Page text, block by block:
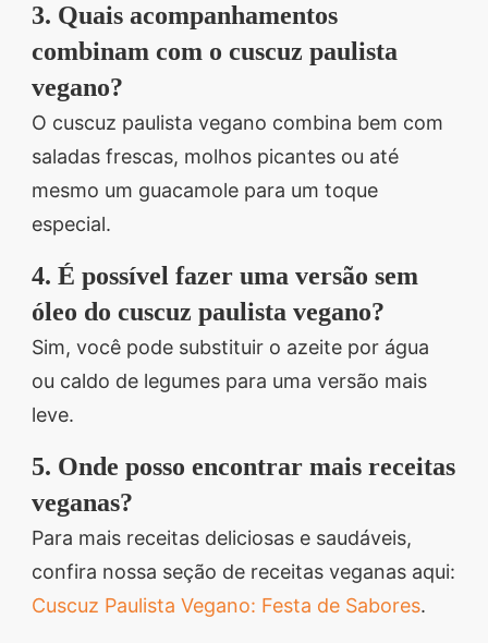
3. Quais acompanhamentos
combinam com o cuscuz paulista
vegano?
O cuscuz paulista vegano combina bem com
saladas frescas, molhos picantes ou até
mesmo um guacamole para um toque
especial.
4. É possível fazer uma versão sem
óleo do cuscuz paulista vegano?
Sim, você pode substituir o azeite por água
ou caldo de legumes para uma versão mais
leve.
5. Onde posso encontrar mais receitas
veganas?
Para mais receitas deliciosas e saudáveis,
confira nossa seção de receitas veganas aqui:
Cuscuz Paulista Vegano: Festa de Sabores.